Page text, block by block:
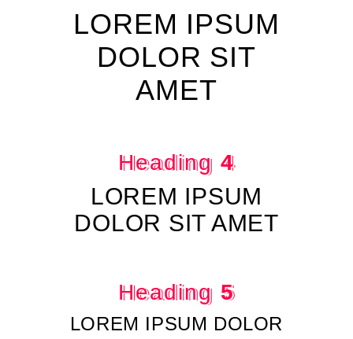
LOREM IPSUM
DOLOR SIT
AMET
Heading 4
LOREM IPSUM
DOLOR SIT AMET
Heading 5
LOREM IPSUM DOLOR